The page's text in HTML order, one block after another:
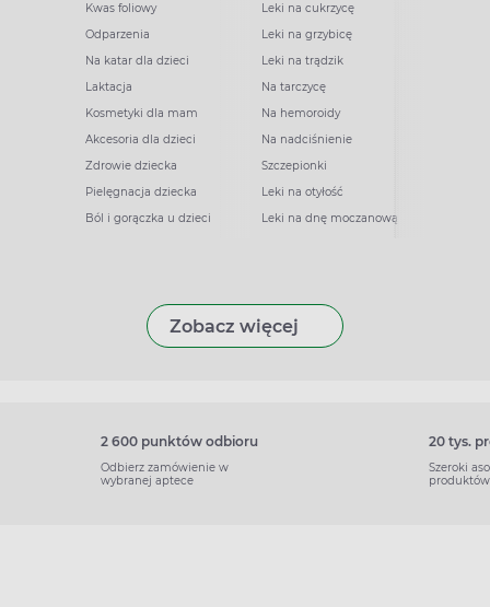
Kwas foliowy
Odparzenia
Na katar dla dzieci
Laktacja
Kosmetyki dla mam
Akcesoria dla dzieci
Zdrowie dziecka
Pielęgnacja dziecka
Ból i gorączka u dzieci
Leki na cukrzycę
Leki na grzybicę
Leki na trądzik
Na tarczycę
Na hemoroidy
Na nadciśnienie
Szczepionki
Leki na otyłość
Leki na dnę moczanową
Zobacz więcej
2 600 punktów odbioru
Odbierz zamówienie w
wybranej aptece
20 tys.
Szeroki
produktów